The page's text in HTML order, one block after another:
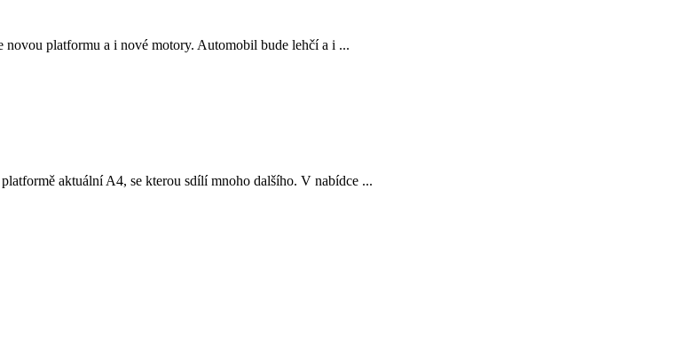
novou platformu a i nové motory. Automobil bude lehčí a i ...
aktuální A4, se kterou sdílí mnoho dalšího. V nabídce ...